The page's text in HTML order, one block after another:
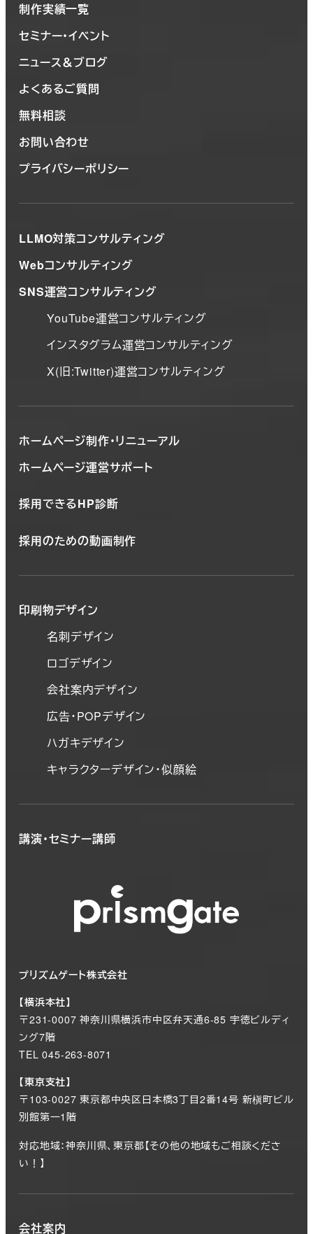
制作実績一覧
セミナー・イベント
ニュース＆ブログ
よくあるご質問
無料相談
お問い合わせ
プライバシーポリシー
LLMO対策コンサルティング
Webコンサルティング
SNS運営コンサルティング
YouTube運営コンサルティング
インスタグラム運営コンサルティング
X(旧:Twitter)運営コンサルティング
ホームページ制作・リニューアル
ホームページ運営サポート
採用できるHP診断
採用のための動画制作
印刷物デザイン
名刺デザイン
ロゴデザイン
会社案内デザイン
広告・POPデザイン
ハガキデザイン
キャラクターデザイン・似顔絵
講演・セミナー講師
プリズムゲート株式会社
【横浜本社】
〒231-0007 神奈川県横浜市中区弁天通6-85 宇徳ビルディ
ング7階
TEL 045-263-8071
【東京支社】
〒103-0027 東京都中央区日本橋3丁目2番14号 新槇町ビル
別館第一1階
対応地域：神奈川県、東京都【その他の地域もご相談くださ
い！】
会社案内